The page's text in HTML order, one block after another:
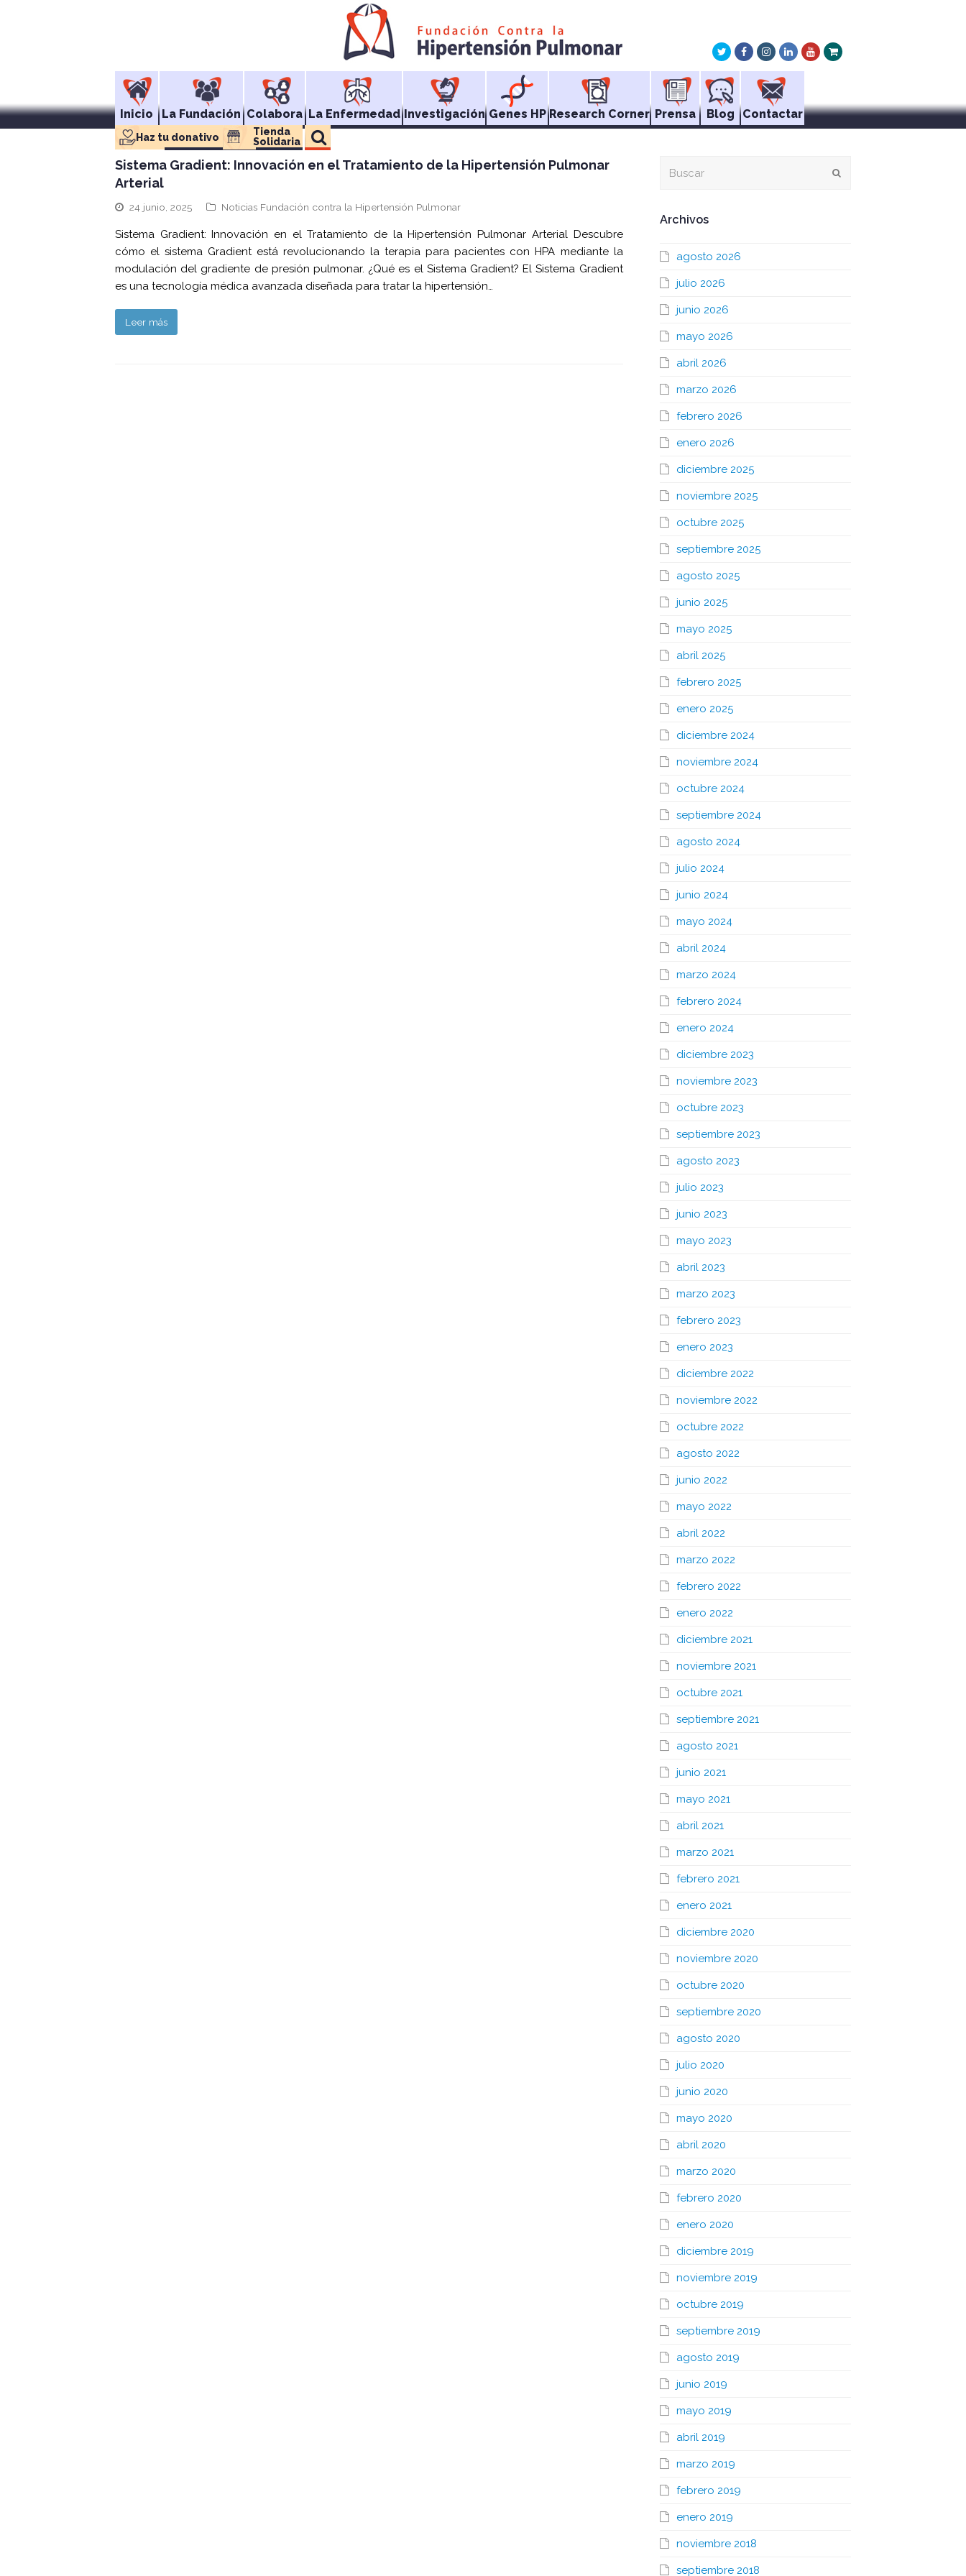
TwitterFacebookInstagram
LinkedInYoutube
Xing
Inicio La Fundación Colabora La Enfermedad Investigación Genes HP Research Corner Prensa Blog Contactar
Haz tu donativo
Tienda
Solidaria
Sistema Gradient: Innovación en el Tratamiento de la Hipertensión Pulmonar
Arterial
24 junio, 2025 Noticias Fundación contra la Hipertensión Pulmonar
Sistema Gradient: Innovación en el Tratamiento de la Hipertensión Pulmonar Arterial Descubre
cómo el sistema Gradient está revolucionando la terapia para pacientes con HPA mediante la
modulación del gradiente de presión pulmonar. ¿Qué es el Sistema Gradient? El Sistema Gradient
es una tecnología médica avanzada diseñada para tratar la hipertensión…
Leer más
Archivos
agosto 2026
julio 2026
junio 2026
mayo 2026
abril 2026
marzo 2026
febrero 2026
enero 2026
diciembre 2025
noviembre 2025
octubre 2025
septiembre 2025
agosto 2025
junio 2025
mayo 2025
abril 2025
febrero 2025
enero 2025
diciembre 2024
noviembre 2024
octubre 2024
septiembre 2024
agosto 2024
julio 2024
junio 2024
mayo 2024
abril 2024
marzo 2024
febrero 2024
enero 2024
diciembre 2023
noviembre 2023
octubre 2023
septiembre 2023
agosto 2023
julio 2023
junio 2023
mayo 2023
abril 2023
marzo 2023
febrero 2023
enero 2023
diciembre 2022
noviembre 2022
octubre 2022
agosto 2022
junio 2022
mayo 2022
abril 2022
marzo 2022
febrero 2022
enero 2022
diciembre 2021
noviembre 2021
octubre 2021
septiembre 2021
agosto 2021
junio 2021
mayo 2021
abril 2021
marzo 2021
febrero 2021
enero 2021
diciembre 2020
noviembre 2020
octubre 2020
septiembre 2020
agosto 2020
julio 2020
junio 2020
mayo 2020
abril 2020
marzo 2020
febrero 2020
enero 2020
diciembre 2019
noviembre 2019
octubre 2019
septiembre 2019
agosto 2019
junio 2019
mayo 2019
abril 2019
marzo 2019
febrero 2019
enero 2019
noviembre 2018
septiembre 2018